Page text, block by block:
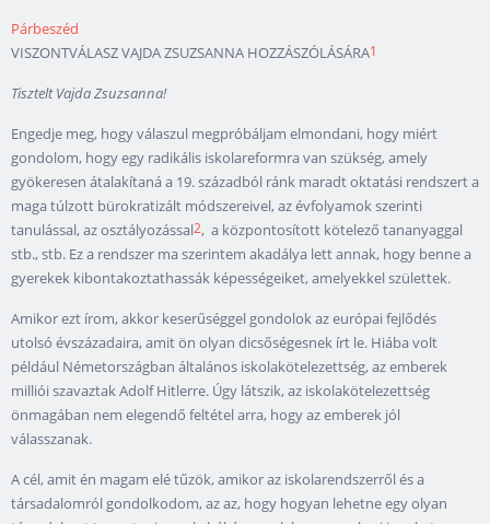
Párbeszéd
VISZONTVÁLASZ VAJDA ZSUZSANNA HOZZÁSZÓLÁSÁRA1
Tisztelt Vajda Zsuzsanna!
Engedje meg, hogy válaszul megpróbáljam elmondani, hogy miért
gondolom, hogy egy radikális iskolareformra van szükség, amely
gyökeresen átalakítaná a 19. századból ránk maradt oktatási rendszert a
maga túlzott bürokratizált módszereivel, az évfolyamok szerinti
tanulással, az osztályozással2, a központosított kötelező tananyaggal
stb., stb. Ez a rendszer ma szerintem akadálya lett annak, hogy benne a
gyerekek kibontakoztathassák képességeiket, amelyekkel születtek.
Amikor ezt írom, akkor keserűséggel gondolok az európai fejlődés
utolsó évszázadaira, amit ön olyan dicsőségesnek írt le. Hiába volt
például Németországban általános iskolakötelezettség, az emberek
milliói szavaztak Adolf Hitlerre. Úgy látszik, az iskolakötelezettség
önmagában nem elegendő feltétel arra, hogy az emberek jól
válasszanak.
A cél, amit én magam elé tűzök, amikor az iskolarendszerről és a
társadalomról gondolkodom, az az, hogy hogyan lehetne egy olyan